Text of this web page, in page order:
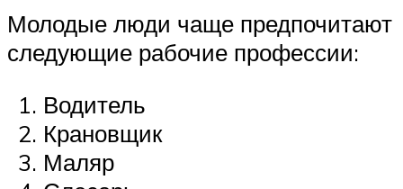
Молодые люди чаще предпочитают
следующие рабочие профессии:
Водитель
Крановщик
Маляр